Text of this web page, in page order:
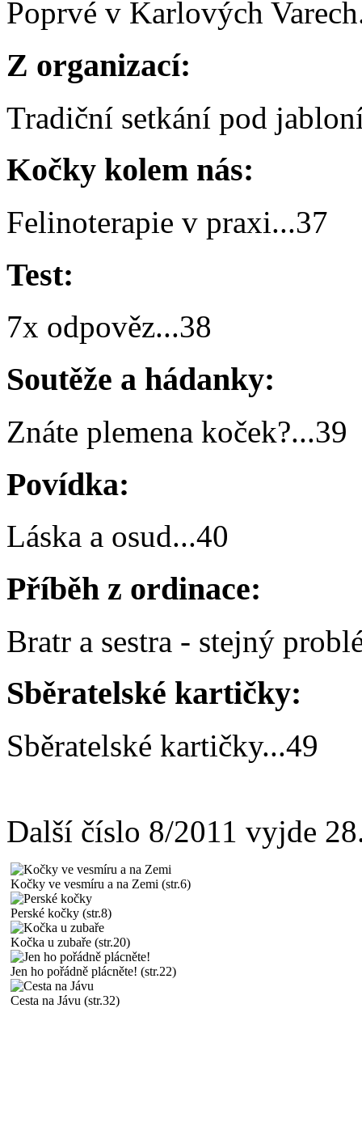
Poprvé v Karlových Varech
Z organizací:
Tradiční setkání pod
Kočky kolem nás:
Felinoterapie v praxi...37
Test:
7x odpověz...38
Soutěže a hádanky:
Znáte plemena koček?...39
Povídka:
Láska a osud...40
Příběh z ordinace:
Bratr a sestra - stejný
Sběratelské kartičky:
Sběratelské kartičky...49
Další číslo 8/2011 vyjde
Kočky ve vesmíru a na Zemi (str.6)
Perské kočky (str.8)
Kočka u zubaře (str.20)
Jen ho pořádně plácněte! (str.22)
Cesta na Jávu (str.32)